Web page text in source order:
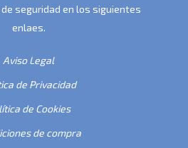
seguridad en los siguientes
enlaes.
Aviso Legal
de Privacidad
de Cookies
de compra